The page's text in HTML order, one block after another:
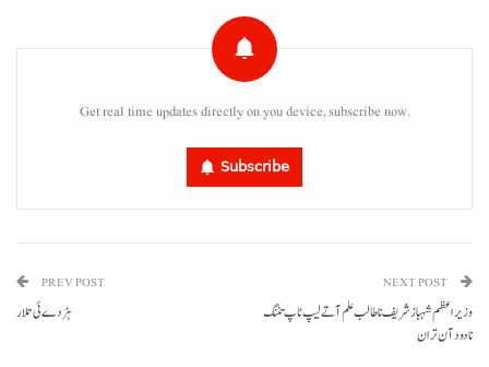
Get real time updates directly on you device, subscribe now.
Subscribe
PREV POST
ہڑ دے ئی تلار
NEXT POST
وزیراعظم شہباز شریف نا طالب علم آتے لیپ ٹاپ تننگ
نا دود آن تران